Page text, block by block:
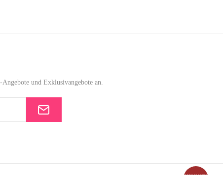
und Exklusivangebote an.